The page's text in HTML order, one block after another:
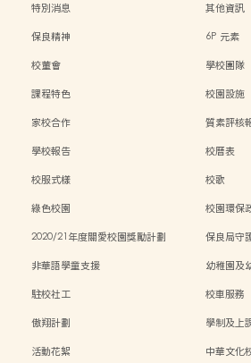
特別消息
其他資訊
保良精神
6P 元素
校董會
學校團隊
課程特色
校園設施
家校合作
質素評核
學校報告
校曆表
校服式樣
校歌
綠色校園
校園環保
2020/21年度關愛校園獎勵計劃
保良局守
非華語學童支援
幼稚園及
駐校社工
校車服務
傲翔計劃
學制及上
活動花絮
中華文化